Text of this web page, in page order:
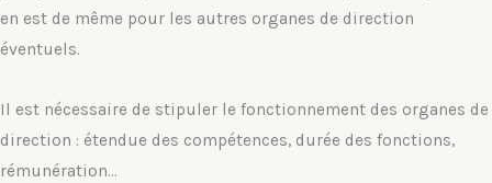
en est de même pour les autres organes de direction
éventuels.
Il est nécessaire de stipuler le fonctionnement des organes de
direction : étendue des compétences, durée des fonctions,
rémunération…